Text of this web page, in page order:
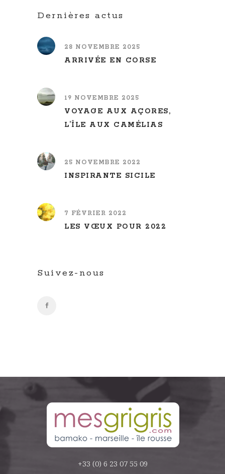
Dernières actus
28 NOVEMBRE 2025
ARRIVÉE EN CORSE
19 NOVEMBRE 2025
VOYAGE AUX AÇORES,
L’ÎLE AUX CAMÉLIAS
25 NOVEMBRE 2022
INSPIRANTE SICILE
7 FÉVRIER 2022
LES VŒUX POUR 2022
Suivez-nous
+33 (0) 6 23 07 55 09